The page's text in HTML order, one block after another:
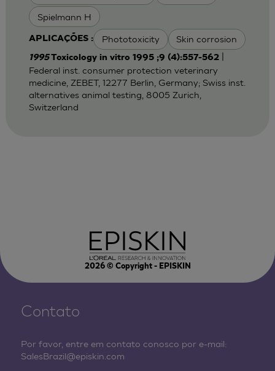
Spielmann H
APLICAÇÕES : Phototoxicity Skin corrosion
1995Toxicology in vitro 1995 ;9 (4):557-562|
Federal inst. consumer protection veterinary
medicine, ZEBET, 12277 Berlin, Germany; Swiss inst.
alternatives animal testing, 8005 Zurich,
Switzerland
2026© Copyright - EPISKIN
Contato
Por favor, entre em contato conosco por e-mail:
SalesBrazil@episkin.com